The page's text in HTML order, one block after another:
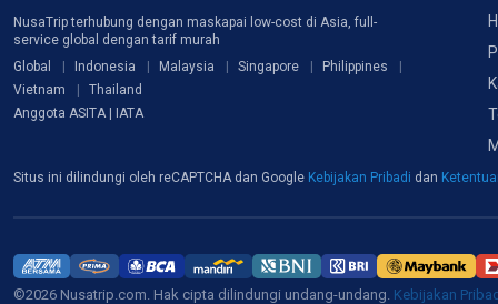
NusaTrip terhubung dengan maskapai low-cost di Asia, full-
service global dengan tarif murah
Global
Indonesia Malaysia Singapore
Philippines
Vietnam
Thailand
Anggota ASITA | IATA
Situs ini dilindungi oleh reCAPTCHA dan Google Kebijakan Pribadi dan
©2026 Nusatrip.com. Hak cipta dilindungi undang-undang. Kebijakan